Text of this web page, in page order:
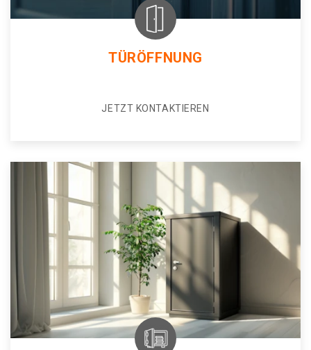
TÜRÖFFNUNG
JETZT KONTAKTIEREN